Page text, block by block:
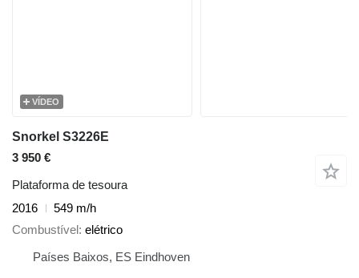
VÍDEO
Snorkel S3226E
3 950 €
Plataforma de tesoura
2016
549 m/h
Combustível elétrico
Países Baixos, ES Eindhoven